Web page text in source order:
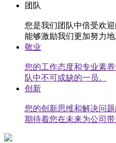
团队
您是我们团队中倍受欢
能够激励我们更加努力地
敬业
您的工作态度和专业素
队中不可或缺的一员。
创新
您的创新思维和解决问
期待着您在未来为公司带